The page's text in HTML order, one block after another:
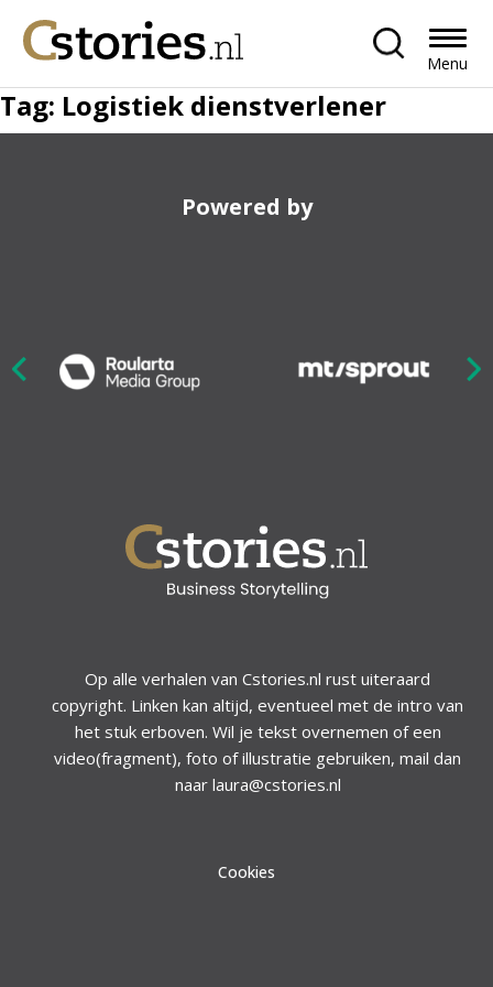
Menu
Tag: Logistiek dienstverlener
Powered by
Op alle verhalen van Cstories.nl rust uiteraard
copyright. Linken kan altijd, eventueel met de intro van
het stuk erboven. Wil je tekst overnemen of een
video(fragment), foto of illustratie gebruiken, mail dan
naar laura@cstories.nl
Cookies